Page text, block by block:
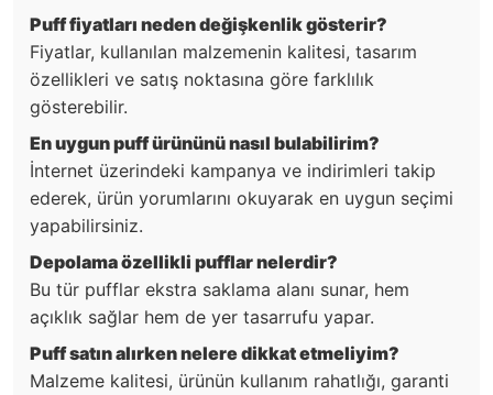
Puff fiyatları neden değişkenlik gösterir?
Fiyatlar, kullanılan malzemenin kalitesi, tasarım
özellikleri ve satış noktasına göre farklılık
gösterebilir.
En uygun puff ürününü nasıl bulabilirim?
İnternet üzerindeki kampanya ve indirimleri takip
ederek, ürün yorumlarını okuyarak en uygun seçimi
yapabilirsiniz.
Depolama özellikli pufflar nelerdir?
Bu tür pufflar ekstra saklama alanı sunar, hem
açıklık sağlar hem de yer tasarrufu yapar.
Puff satın alırken nelere dikkat etmeliyim?
Malzeme kalitesi, ürünün kullanım rahatlığı, garanti